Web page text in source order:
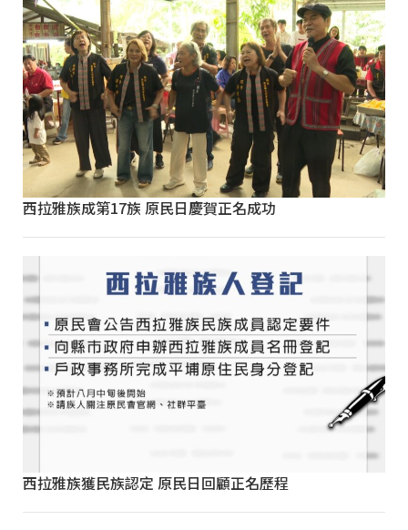
西拉雅族成第17族 原民日慶賀正名成功
西拉雅族獲民族認定 原民日回顧正名歷程